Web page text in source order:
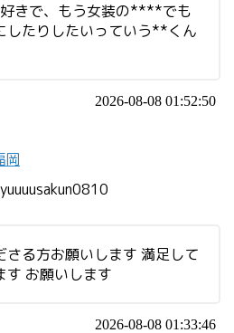
きで、もう女装の****でも
したりしたいっていう**くん
2026-08-08 01:52:50
岡
yuuuusakun0810
さる方お願いします 満足して
す お願いします
2026-08-08 01:33:46